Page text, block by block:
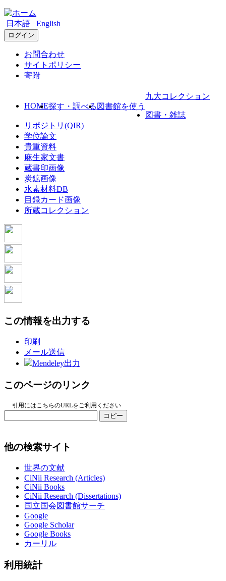
日本語 English
ログイン
お問合わせ
サイトポリシー
寄附
HOME探す・調べる 図書館を使う
九大コレクション
図書・雑誌
リポジトリ(QIR)
学位論文
貴重資料
麻生家文書
蔵書印画像
炭鉱画像
水素材料DB
目録カード画像
所蔵コレクション
この情報を出力する
印刷
メール送信
Mendeley出力
このページのリンク
引用にはこちらのURLをご利用ください
コピー
他の検索サイト
世界の文献
CiNii Research (Articles)
CiNii Books
CiNii Research (Dissertations)
国立国会図書館サーチ
Google
Google Scholar
Google Books
カーリル
利用統計